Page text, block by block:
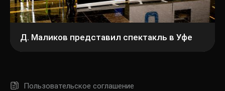
Д. Маликов представил спектакль в Уфе
Пользовательское соглашение